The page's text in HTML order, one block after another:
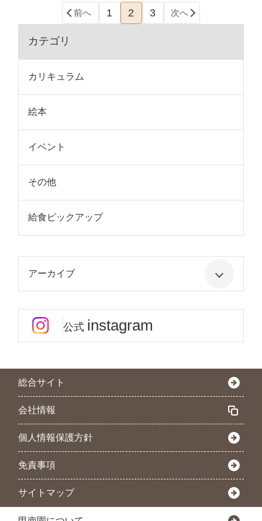
前へ 1 2 3 次へ
カテゴリ
カリキュラム
絵本
イベント
その他
給食ピックアップ
アーカイブ
公式 instagram
総合サイト
会社情報
個人情報保護方針
免責事項
サイトマップ